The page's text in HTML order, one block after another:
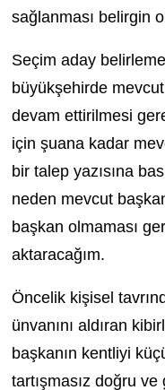
sağlanması belirgin
Seçim aday
büyükşehirde
devam ettirilmesi
için şuana kadar
bir talep yazısına
neden mevcut
başkan olmaması
aktaracağım.
Öncelik kişisel
ünvanını aldıran
başkanın kentliyi
tartışmasız doğru